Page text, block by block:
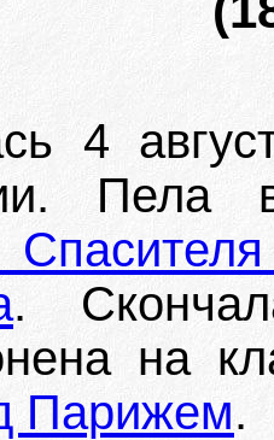
4
Пела
.
на
Парижем.